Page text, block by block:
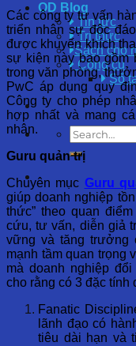
OD Blog
Tin tức
Tri thức
Sách cho
Công cụ
Sổ
Các công ty tư vấn
triển nhân sự độc
được khuyến khích
sự kiện này bao gồm
trong văn phòng,
PwC áp dụng quy
Công ty cho phép
hợp nhất và mang
nhân.
Guru quản trị
Chuyên mục Guru
giúp doanh nghiệp
thức” theo quan
cứu, tư vấn, diễn giả
vững và tăng trưởng
mạnh tầm quan trọng
mà doanh nghiệp
cho rằng có 3 đặc tính
Fanatic
lãnh đạo có
tiêu dài hạn và